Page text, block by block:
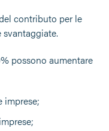
contributo per le
svantaggiate.
possono aumentare
imprese;